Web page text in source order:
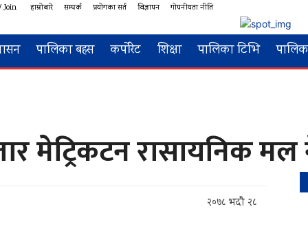
Join हाम्रोबारे सम्पर्क प्रयोगका सर्त विज्ञापन गोपनीयता नीति
पालिका बहस कर्पोरेट शिक्षा पालिका टिभि
मेट्रिकटन रासायनिक
२०७८ भदौ २८